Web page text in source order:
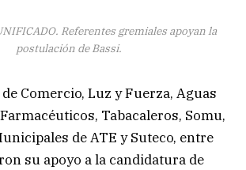
Referentes gremiales apoyan la
postulación de Bassi.
Comercio, Luz y Fuerza, Aguas
Tabacaleros, Somu,
de ATE y Suteco, entre
su apoyo a la candidatura de